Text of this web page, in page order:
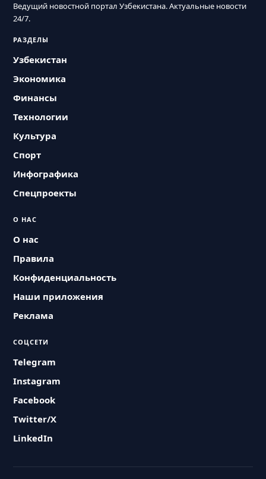
Ведущий новостной портал Узбекистана. Актуальные новости
24/7.
РАЗДЕЛЫ
Узбекистан
Экономика
Финансы
Технологии
Культура
Спорт
Инфографика
Спецпроекты
О НАС
О нас
Правила
Конфиденциальность
Наши приложения
Реклама
СОЦСЕТИ
Telegram
Instagram
Facebook
Twitter/X
LinkedIn